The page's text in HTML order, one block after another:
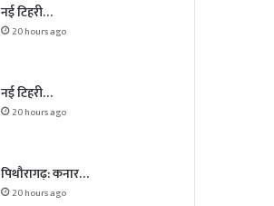
नई टिहरी…
20 hours ago
नई टिहरी…
20 hours ago
पिथौरागढ़: कनार…
20 hours ago